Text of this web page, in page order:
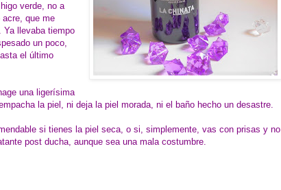
verde, no a
acre, que me
Ya llevaba tiempo
un poco,
el último
una ligerísima
la piel, ni deja la piel morada, ni el baño hecho un desastre.
si tienes la piel seca, o si, simplemente, vas con prisas y no
post ducha, aunque sea una mala costumbre.